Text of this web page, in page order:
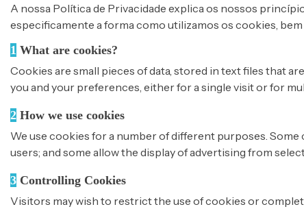
A nossa Política de Privacidade explica os nossos
especificamente a forma como utilizamos os cookies,
1 What are cookies?
Cookies are small pieces of data, stored in text files that
you and your preferences, either for a single visit or for
2 How we use cookies
We use cookies for a number of different purposes.
users; and some allow the display of advertising from
3 Controlling Cookies
Visitors may wish to restrict the use of cookies or